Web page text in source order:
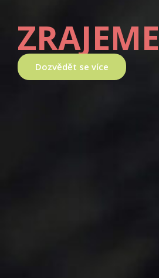
Dozvědět se více